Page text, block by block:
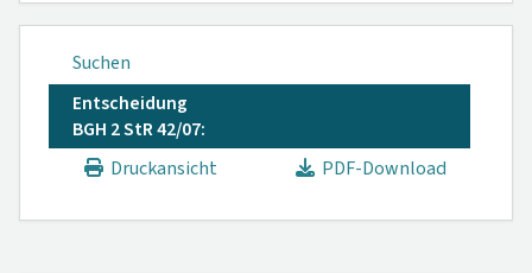
Suchen
Entscheidung
BGH 2 StR 42/07:
Druckansicht
PDF-Download